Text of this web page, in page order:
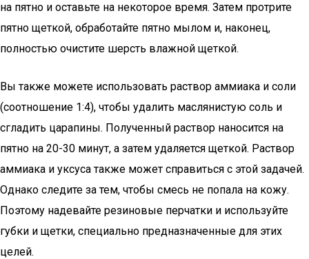
на пятно и оставьте на некоторое время. Затем протрите
пятно щеткой, обработайте пятно мылом и, наконец,
полностью очистите шерсть влажной щеткой.
Вы также можете использовать раствор аммиака и соли
(соотношение 1:4), чтобы удалить маслянистую соль и
сгладить царапины. Полученный раствор наносится на
пятно на 20-30 минут, а затем удаляется щеткой. Раствор
аммиака и уксуса также может справиться с этой задачей.
Однако следите за тем, чтобы смесь не попала на кожу.
Поэтому надевайте резиновые перчатки и используйте
губки и щетки, специально предназначенные для этих
целей.